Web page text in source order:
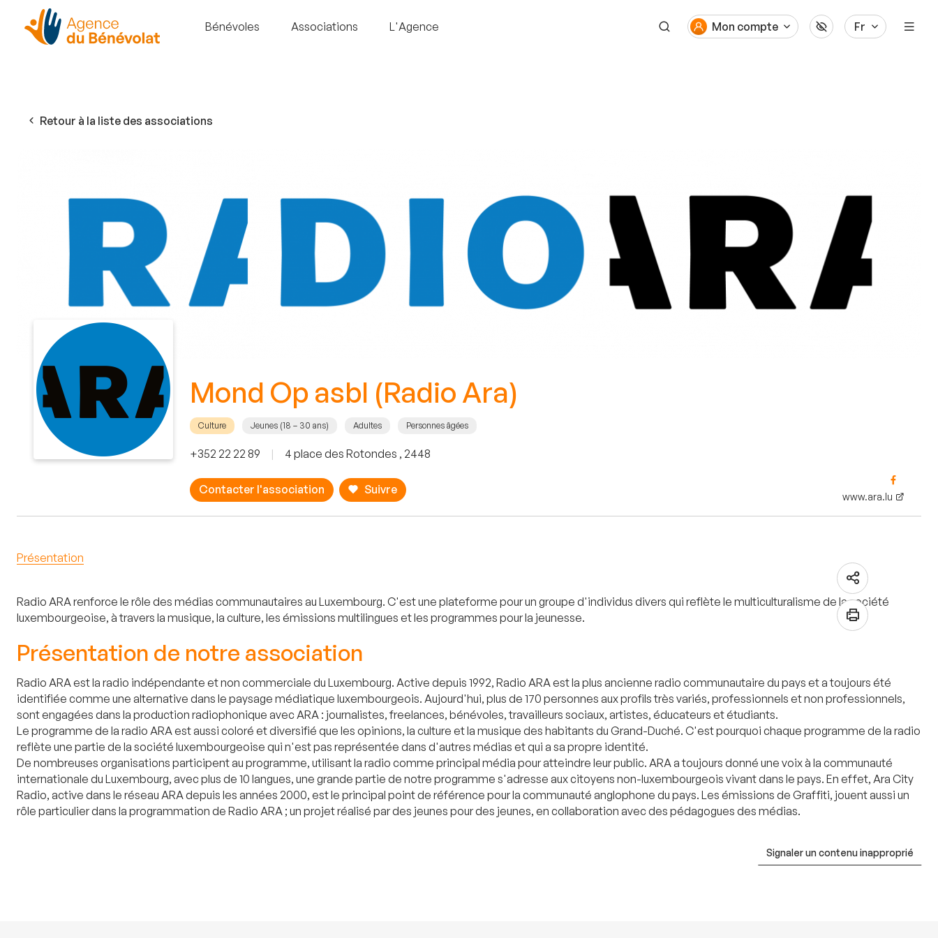
Bénévoles Associations L'Agence Mon compte Fr
Retour à la liste des associations
Mond Op asbl (Radio Ara)
Culture Jeunes (18 – 30 ans) Adultes Personnes âgées
+352 22 22 89 | 4 place des Rotondes , 2448
Contacter l'association Suivre www.ara.lu
Présentation
Radio ARA renforce le rôle des médias communautaires au Luxembourg. C'est une plateforme pour un groupe d'individus divers qui reflète le multiculturalisme de la société
luxembourgeoise, à travers la musique, la culture, les émissions multilingues et les programmes pour la jeunesse.
Présentation de notre association
Radio ARA est la radio indépendante et non commerciale du Luxembourg. Active depuis 1992, Radio ARA est la plus ancienne radio communautaire du pays et a toujours été
identifiée comme une alternative dans le paysage médiatique luxembourgeois. Aujourd'hui, plus de 170 personnes aux profils très variés, professionnels et non professionnels,
sont engagées dans la production radiophonique avec ARA : journalistes, freelances, bénévoles, travailleurs sociaux, artistes, éducateurs et étudiants.
Le programme de la radio ARA est aussi coloré et diversifié que les opinions, la culture et la musique des habitants du Grand-Duché. C'est pourquoi chaque programme de la radio
reflète une partie de la société luxembourgeoise qui n'est pas représentée dans d'autres médias et qui a sa propre identité.
De nombreuses organisations participent au programme, utilisant la radio comme principal média pour atteindre leur public. ARA a toujours donné une voix à la communauté
internationale du Luxembourg, avec plus de 10 langues, une grande partie de notre programme s'adresse aux citoyens non-luxembourgeois vivant dans le pays. En effet, Ara City
Radio, active dans le réseau ARA depuis les années 2000, est le principal point de référence pour la communauté anglophone du pays. Les émissions de Graffiti, jouent aussi un
rôle particulier dans la programmation de Radio ARA ; un projet réalisé par des jeunes pour des jeunes, en collaboration avec des pédagogues des médias.
Signaler un contenu inapproprié